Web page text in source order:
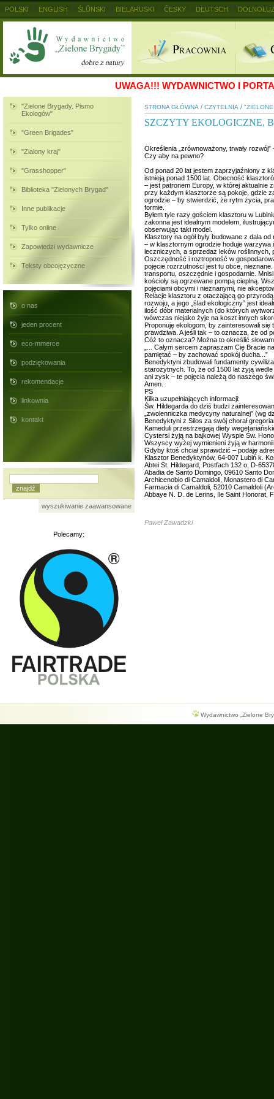
UWAGA!!! WYDAWNICTWO I
"Zielone Brygady. Pismo
Ekologów"
"Green Brigades"
"Zialony kraj"
"Grasshopper"
Biblioteka "Zielonych Brygad"
Inne publikacje
Tylko online
Zapowiedzi wydawnicze
Teksty obcojęzyczne
o nas
jeden procent
eco-mmerce
podziękowania
rekomendacje
linkownia
kontakt
wyszukiwanie zaawansowane
Polecamy:
STRONA GŁÓWNA / CZYTELNIA /
SZCZYTY EKOLOGICZNE,
Określenia „zrównoważony, trwały
Czy aby na pewno?
Od ponad 20 lat jestem zaprzyjaźniony z
istnieją ponad 1500 lat. Obecność
– jest patronem Europy, w której aktualnie
przy każdym klasztorze są pokoje, gdzie
ogrodzie – by stwierdzić, że rytm życia,
formie.
Byłem tyle razy gościem klasztoru w
zakonna jest idealnym modelem,
obserwując taki model.
Klasztory na ogół były budowane z dala
– w klasztornym ogrodzie hoduje warzywa
leczniczych, a sprzedaż leków roślinnych,
Oszczędność i roztropność w
pojęcie rozrzutności jest tu obce,
transportu, oszczędnie i gospodarnie.
kościoły są ogrzewane pompą cieplną.
pojęciami obcymi i nieznanymi, nie
Relacje klasztoru z otaczającą go
rozwoju, a jego „ślad ekologiczny” jest
ilość dóbr materialnych (do których
wówczas niejako żyje na koszt innych
Proponuję ekologom, by zainteresowali
prawdziwa. A jeśli tak – to oznacza, że od
Cóż to oznacza? Można to określić
„... Całym sercem zapraszam Cię Bracie
pamiętać – by zachować spokój ducha...”
Benedyktyni zbudowali fundamenty
starożytnych. To, że od 1500 lat żyją
ani zysk – te pojęcia należą do naszego
Amen.
PS
Kilka uzupełniających informacji:
Św. Hildegarda do dziś budzi
„zwolenniczka medycyny naturalnej” (wg
Benedyktyni z Silos za swój chorał
Kameduli przestrzegają diety
Cystersi żyją na bajkowej Wyspie Św.
Wszyscy wyżej wymienieni żyją w
Gdyby ktoś chciał sprawdzić – podaję
Klasztor Benedyktynów, 64-007 Lubiń k.
Abtei St. Hildegard, Postfach 132 o, D-
Abadia de Santo Domingo, 09610 Santo
Archicenobio di Camaldoli, Monastero di
Farmacia di Camaldoli, 52010 Camaldoli
Abbaye N. D. de Lerins, Ile Saint Honorat,
Paweł Zawadzki
Wydawnictwo „Zielone
POLSKI ENGLISH ŚLŮNSKI BIELARUSKI ČESKY DEUTSCH